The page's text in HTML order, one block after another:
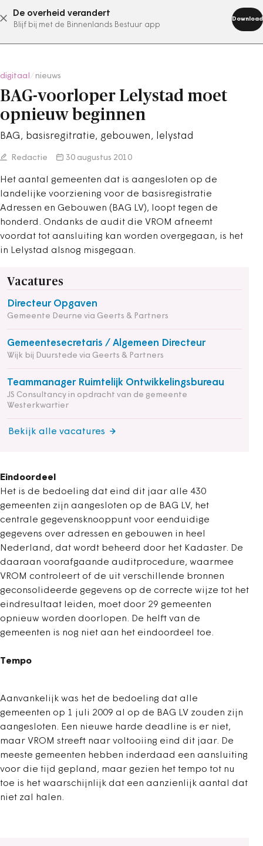
De overheid verandert
Blijf bij met de Binnenlands Bestuur app
Download
abonneer nu
digitaal nieuws
BAG-voorloper Lelystad moet
opnieuw beginnen
BAG, basisregitratie, gebouwen, lelystad
Redactie 30 augustus 2010
Het aantal gemeenten dat is aangesloten op de
landelijke voorziening voor de basisregistratie
Adressen en Gebouwen (BAG LV), loopt tegen de
honderd. Ondanks de audit die VROM afneemt
voordat tot aansluiting kan worden overgegaan, is het
in Lelystad alsnog misgegaan.
Vacatures
Directeur Opgaven
Gemeente Deurne via Geerts & Partners
Gemeentesecretaris / Algemeen Directeur
Wijk bij Duurstede via Geerts & Partners
Teammanager Ruimtelijk Ontwikkelingsbureau
JS Consultancy in opdracht van de gemeente
Westerkwartier
Bekijk alle vacatures
Eindoordeel
Het is de bedoeling dat eind dit jaar alle 430
gemeenten zijn aangesloten op de BAG LV, het
centrale gegevensknooppunt voor eenduidige
gegevens over adressen en gebouwen in heel
Nederland, dat wordt beheerd door het Kadaster. De
daaraan voorafgaande auditprocedure, waarmee
VROM controleert of de uit verschillende bronnen
geconsolideerde gegevens op de correcte wijze tot het
eindresultaat leiden, moet door 29 gemeenten
opnieuw worden doorlopen. De helft van de
gemeenten is nog niet aan het eindoordeel toe.
Tempo
Aanvankelijk was het de bedoeling dat alle
gemeenten op 1 juli 2009 al op de BAG LV zouden zijn
aangesloten. Een nieuwe harde deadline is er niet,
maar VROM streeft naar voltooiing eind dit jaar. De
meeste gemeenten hebben inderdaad een aansluiting
voor die tijd gepland, maar gezien het tempo tot nu
toe is het waarschijnlijk dat een aanzienlijk aantal dat
niet zal halen.